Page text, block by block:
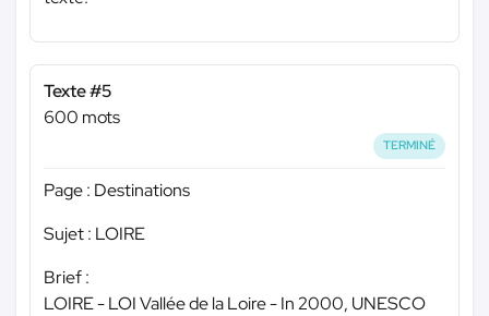
Texte #5
600 mots
TERMINÉ
Page : Destinations
Sujet : LOIRE
Brief :
LOIRE - LOI Vallée de la Loire - In 2000, UNESCO